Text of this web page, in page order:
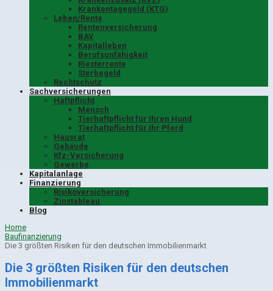
Krankentagegeld (KTG)
Leben/Rente
Rentenversicherung
BAV
Kapitalleben
Berufsunfähigkeit
Riesterrente
Sterbegeld
Rechtschutz
Sachversicherungen
Haftpflicht
Mensch
Tierhaftpflicht für Ihren Hund
Tierhaftpflicht für Ihr Pferd
Hausrat
Gebäude
Kfz-Versicherung
Gewerbe
Kapitalanlage
Finanzierung
Risikoversicherung
Zinstableau
Blog
Home
Baufinanzierung
Die 3 größten Risiken für den deutschen Immobilienmarkt
Die 3 größten Risiken für den deutschen
Immobilienmarkt